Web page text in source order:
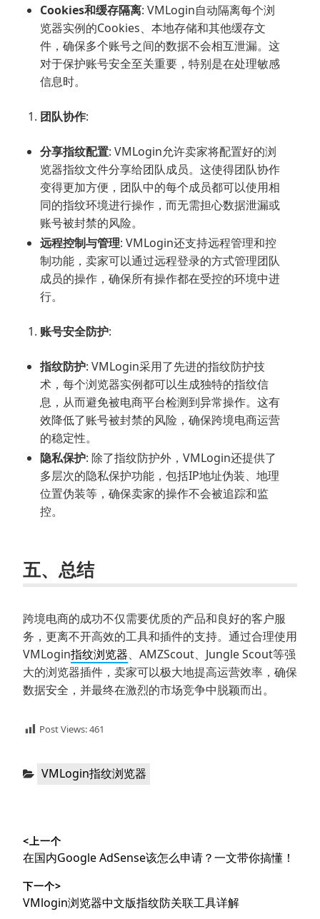
Cookies和缓存隔离: VMLogin自动隔离每个浏
览器实例的Cookies、本地存储和其他缓存文
件，确保多个账号之间的数据不会相互泄漏。这
对于保护账号安全至关重要，特别是在处理敏感
信息时。
团队协作:
分享指纹配置: VMLogin允许卖家将配置好的浏
览器指纹文件分享给团队成员。这使得团队协作
变得更加方便，团队中的每个成员都可以使用相
同的指纹环境进行操作，而无需担心数据泄漏或
账号被封禁的风险。
远程控制与管理: VMLogin还支持远程管理和控
制功能，卖家可以通过远程登录的方式管理团队
成员的操作，确保所有操作都在受控的环境中进
行。
账号安全防护:
指纹防护: VMLogin采用了先进的指纹防护技
术，每个浏览器实例都可以生成独特的指纹信
息，从而避免被电商平台检测到异常操作。这有
效降低了账号被封禁的风险，确保跨境电商运营
的稳定性。
隐私保护: 除了指纹防护外，VMLogin还提供了
多层次的隐私保护功能，包括IP地址伪装、地理
位置伪装等，确保卖家的操作不会被追踪和监
控。
五、总结
跨境电商的成功不仅需要优质的产品和良好的客户服
务，更离不开高效的工具和插件的支持。通过合理使用
VMLogin指纹浏览器、AMZScout、Jungle Scout等强
大的浏览器插件，卖家可以极大地提高运营效率，确保
数据安全，并最终在激烈的市场竞争中脱颖而出。
Post Views:461
分 VMLogin指纹浏览器
章
导
航
<上一个
上
文
章：
在国内Google AdSense该怎么申请？一文带你搞懂！
下一个>
下
VMlogin浏览器中文版指纹防关联工具详解